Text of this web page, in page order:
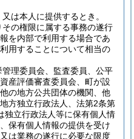
は本人に提供するとき。
の権限に属する事務の遂行
を内部で利用する場合であ
用することについて相当の
理委員会、監査委員、公平
産評価審査委員会、町が設
の地方公共団体の機関、他
方独立行政法人、法第2条第
独立行政法人等に保有個人情
保有個人情報の提供を受け
は業務の遂行に必要な限度